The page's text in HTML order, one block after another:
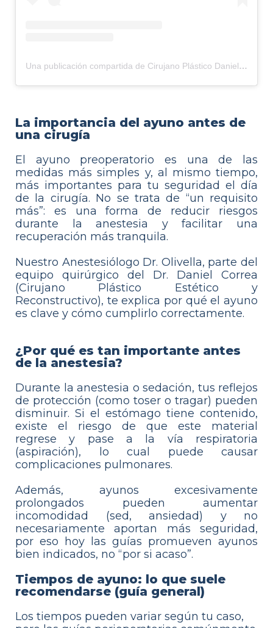
Una publicación compartida de Cirujano Plástico Daniel Correa (@cirujanodanielcorrea)
La importancia del ayuno antes de
una cirugía
El ayuno preoperatorio es una de las
medidas más simples y, al mismo tiempo,
más importantes para tu seguridad el día
de la cirugía. No se trata de “un requisito
más”: es una forma de reducir riesgos
durante la anestesia y facilitar una
recuperación más tranquila.
Nuestro Anestesiólogo Dr. Olivella, parte del
equipo quirúrgico del Dr. Daniel Correa
(Cirujano Plástico Estético y
Reconstructivo), te explica por qué el ayuno
es clave y cómo cumplirlo correctamente.
¿Por qué es tan importante antes
de la anestesia?
Durante la anestesia o sedación, tus reflejos
de protección (como toser o tragar) pueden
disminuir. Si el estómago tiene contenido,
existe el riesgo de que este material
regrese y pase a la vía respiratoria
(aspiración), lo cual puede causar
complicaciones pulmonares.
Además, ayunos excesivamente
prolongados pueden aumentar
incomodidad (sed, ansiedad) y no
necesariamente aportan más seguridad,
por eso hoy las guías promueven ayunos
bien indicados, no “por si acaso”.
Tiempos de ayuno: lo que suele
recomendarse (guía general)
Los tiempos pueden variar según tu caso,